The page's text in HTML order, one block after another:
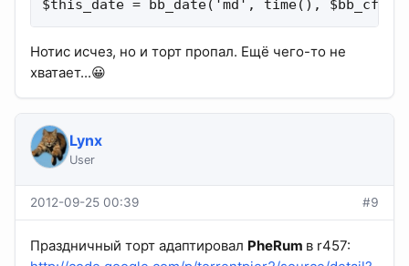
$this_date = bb_date('md', time(),
Нотис исчез, но и торт пропал. Ещё чего-то не
хватает...😀
Lynx
User
2012-09-25 00:39 #9
Праздничный торт адаптировал PheRum в r457: